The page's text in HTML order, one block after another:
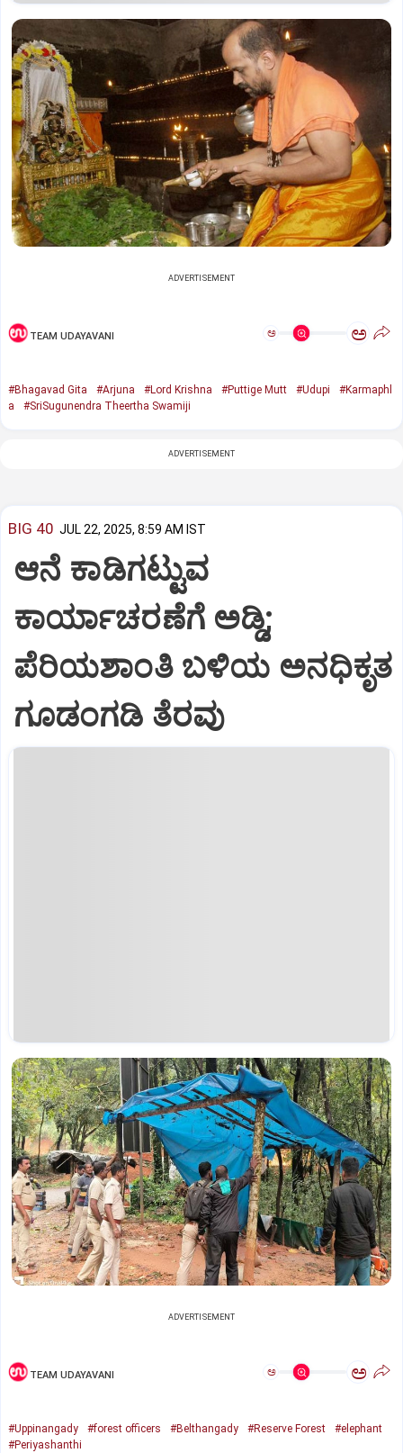
ADVERTISEMENT
TEAM UDAYAVANI ಅ ಅ
#Bhagavad Gita #Arjuna #Lord Krishna #Puttige Mutt #Udupi
#Karmaphl
a
#SriSugunendra Theertha Swamiji
ADVERTISEMENT
BIG 40 JUL 22, 2025, 8:59 AM IST
ಆನೆ ಕಾಡಿಗಟ್ಟುವ
ಕಾರ್ಯಾಚರಣೆಗೆ ಅಡ್ಡಿ;
ಪೆರಿಯಶಾಂತಿ ಬಳಿಯ ಅನಧಿಕೃತ
ಗೂಡಂಗಡಿ ತೆರವು
ADVERTISEMENT
TEAM UDAYAVANI ಅ ಅ
#Uppinangady #forest officers #Belthangady #Reserve Forest
#elephant
#Periyashanthi